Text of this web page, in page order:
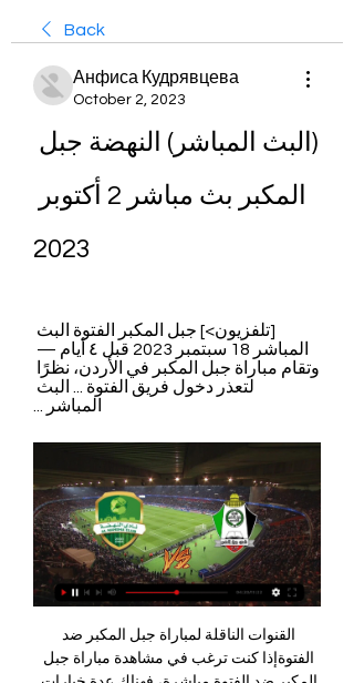
Back
Анфиса Кудрявцева
October 2, 2023
2023
المباشر ...